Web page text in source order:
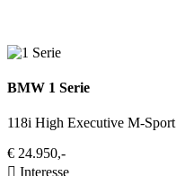
BMW 1 Serie
118i High Executive M-Sport
€ 24.950,-
Interesse